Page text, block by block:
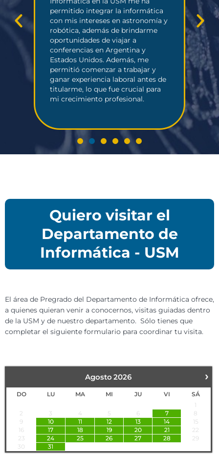
permitido integrar la informática
con mis intereses en astronomía y
robótica, además de brindarme
oportunidades de viajar a
conferencias en Argentina y
Estados Unidos. Además, me
permitió comenzar a trabajar y
ganar experiencia laboral antes de
titularme, lo que fue crucial para
mi crecimiento profesional.
y
Quiero visitar el
Departamento de
Informática - USM
El área de Pregrado del Departamento de Informática ofrece,
a quienes quieran venir a conocernos, visitas guiadas dentro
de la USM y de nuestro departamento. Sólo tienes que
completar el siguiente formulario para coordinar tu visita.
›
Agosto 2026
DO LU MA MI JU VI
SÁ
1
2
3 4 5 6 7
8
9
10 11 12 13 14
15
16
17 18 19 20 21
22
23
24 25 26 27 28
29
30
31